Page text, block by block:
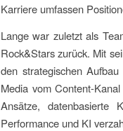
Karriere umfassen
Lange war zuletzt als
Rock&Stars zurück. Mit
den strategischen
Media vom Content-
Ansätze, datenbasierte
Performance und KI